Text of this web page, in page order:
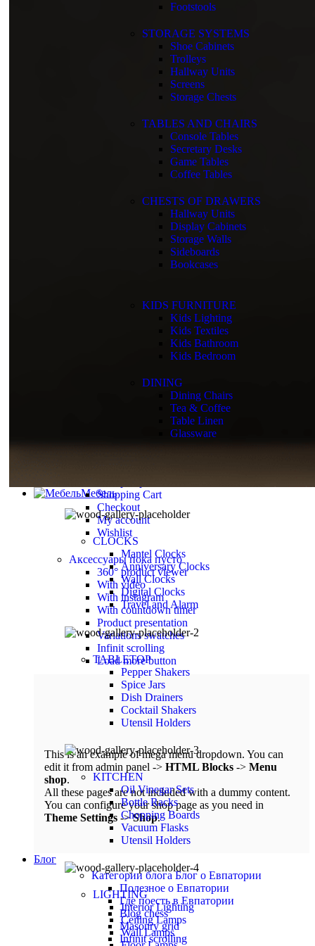
Accordion in content
Скоро
Summary on hover
Icons & Add to cart
Full info on image
Button on image
Низкие цены
Костюмы спорт
Костюмы классика
Джинсовая одежда
пока пусто
Thumbnails bottom
Combined grid
Images size - small
пока пусто
Shopping Cart
Checkout
My account
Wishlist
Аксессуарыпока пусто
360° product viewer
With video
With instagram
With countdown timer
Product presentation
Variations swatches
Infinit scrolling
Load more button
This is an example of mega menu dropdown. You can
edit it from admin panel -> HTML Blocks -> Menu
shop.
All these pages are not included with a dummy content.
You can configure your shop page as you need in
Theme Settings ->Shop.
Блог
Категории блогаБлог о Евпатории
Полезное о Евпатории
Где поесть в Евпатории
Blog chess
Masonry grid
Infinit scrolling
Footstools
STORAGE SYSTEMS
Shoe Cabinets
Trolleys
Hallway Units
Screens
Storage Chests
TABLES AND CHAIRS
Console Tables
Secretary Desks
Game Tables
Coffee Tables
CHESTS OF DRAWERS
Hallway Units
Display Cabinets
Storage Walls
Sideboards
Bookcases
KIDS FURNITURE
Kids Lighting
Kids Textiles
Kids Bathroom
Kids Bedroom
DINING
Dining Chairs
Tea & Coffee
Table Linen
Glassware
Мебель
CLOCKS
Mantel Clocks
Anniversary Clocks
Wall Clocks
Digital Clocks
Travel and Alarm
TABLETOP
Pepper Shakers
Spice Jars
Dish Drainers
Сocktail Shakers
Utensil Holders
KITCHEN
Oil Vinegar Sets
Bottle Racks
Chopping Boards
Vacuum Flasks
Utensil Holders
LIGHTING
Interior Lighting
Ceiling Lamps
Wall Lamps